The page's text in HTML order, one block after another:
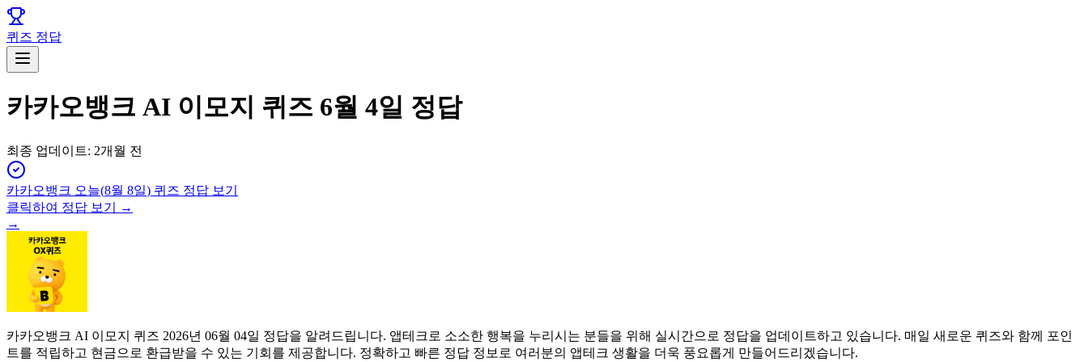
퀴즈 정답
카카오뱅크 AI 이모지 퀴즈 6월 4일 정답
최종 업데이트: 2개월 전
카카오뱅크 오늘(8월 8일) 퀴즈 정답 보기
클릭하여 정답 보기 →
→
카카오뱅크 AI 이모지 퀴즈 2026년 06월 04일 정답을 알려드립니다. 앱테크로 소소한 행복을 누리시는 분들을 위해 실시간으로 정답을 업데이트하고 있습니다. 매일 새로운 퀴즈와 함께 포인
트를 적립하고 현금으로 환급받을 수 있는 기회를 제공합니다. 정확하고 빠른 정답 정보로 여러분의 앱테크 생활을 더욱 풍요롭게 만들어드리겠습니다.